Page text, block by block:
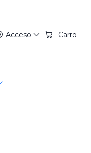
Acceso Carro